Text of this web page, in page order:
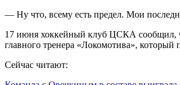
— Ну что, всему есть предел. Мои
17 июня хоккейный клуб ЦСКА сообщил,
главного тренера «Локомотива», который
Сейчас читают: